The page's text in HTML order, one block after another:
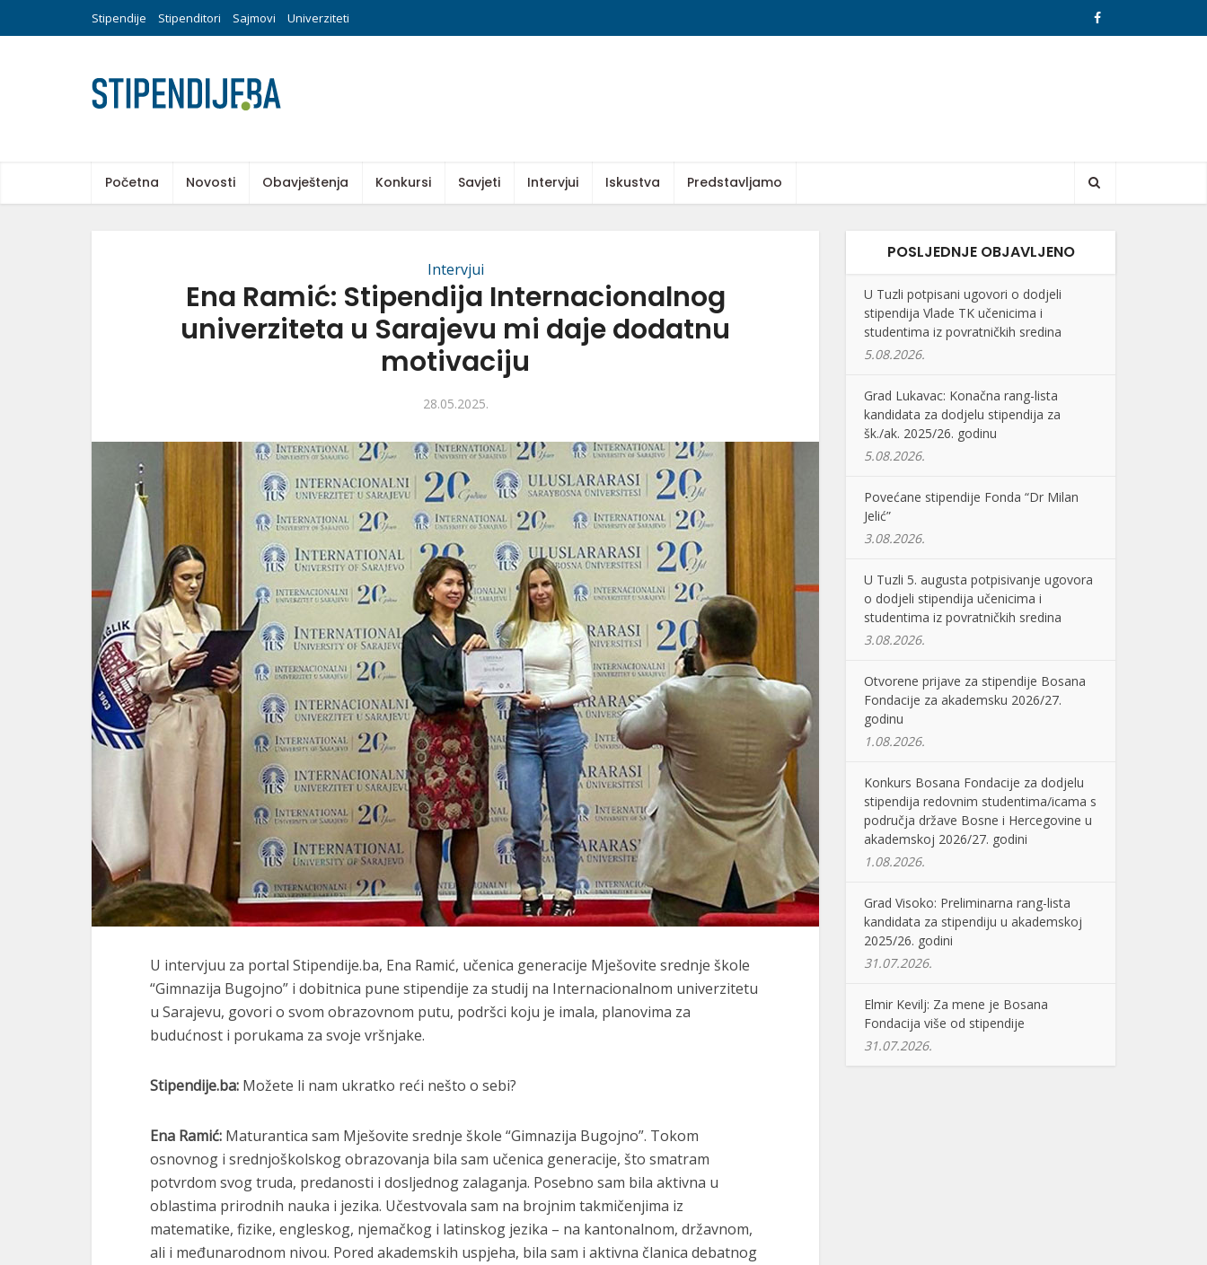
Stipendije Stipenditori Sajmovi Univerziteti
Početna Novosti Obavještenja Konkursi Savjeti Intervjui Iskustva Predstavljamo
Intervjui
Ena Ramić: Stipendija Internacionalnog
univerziteta u Sarajevu mi daje dodatnu
motivaciju
28.05.2025.
U intervjuu za portal Stipendije.ba, Ena Ramić, učenica generacije Mješovite srednje škole
“Gimnazija Bugojno” i dobitnica pune stipendije za studij na Internacionalnom univerzitetu
u Sarajevu, govori o svom obrazovnom putu, podršci koju je imala, planovima za
budućnost i porukama za svoje vršnjake.
Stipendije.ba: Možete li nam ukratko reći nešto o sebi?
Ena Ramić: Maturantica sam Mješovite srednje škole “Gimnazija Bugojno”. Tokom
osnovnog i srednjoškolskog obrazovanja bila sam učenica generacije, što smatram
potvrdom svog truda, predanosti i dosljednog zalaganja. Posebno sam bila aktivna u
oblastima prirodnih nauka i jezika. Učestvovala sam na brojnim takmičenjima iz
matematike, fizike, engleskog, njemačkog i latinskog jezika – na kantonalnom, državnom,
ali i međunarodnom nivou. Pored akademskih uspjeha, bila sam i aktivna članica debatnog
POSLJEDNJE OBJAVLJENO
U Tuzli potpisani ugovori o dodjeli
stipendija Vlade TK učenicima i
studentima iz povratničkih sredina
5.08.2026.
Grad Lukavac: Konačna rang-lista
kandidata za dodjelu stipendija za
šk./ak. 2025/26. godinu
5.08.2026.
Povećane stipendije Fonda “Dr Milan
Jelić”
3.08.2026.
U Tuzli 5. augusta potpisivanje ugovora
o dodjeli stipendija učenicima i
studentima iz povratničkih sredina
3.08.2026.
Otvorene prijave za stipendije Bosana
Fondacije za akademsku 2026/27.
godinu
1.08.2026.
Konkurs Bosana Fondacije za dodjelu
stipendija redovnim studentima/icama s
područja države Bosne i Hercegovine u
akademskoj 2026/27. godini
1.08.2026.
Grad Visoko: Preliminarna rang-lista
kandidata za stipendiju u akademskoj
2025/26. godini
31.07.2026.
Elmir Kevilj: Za mene je Bosana
Fondacija više od stipendije
31.07.2026.